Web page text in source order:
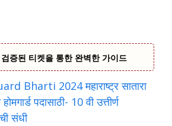
증된 티켓을 통한 완벽한 가이드
Bharti 2024 महाराष्ट्र सातारा
पदासाठी- 10 वी उत्तीर्ण
संधी